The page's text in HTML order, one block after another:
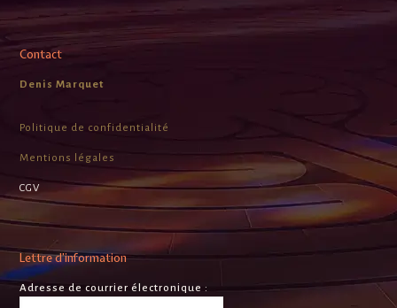
Contact
Denis Marquet
Politique de confidentialité
Mentions légales
CGV
Lettre d’information
Adresse de courrier électronique :